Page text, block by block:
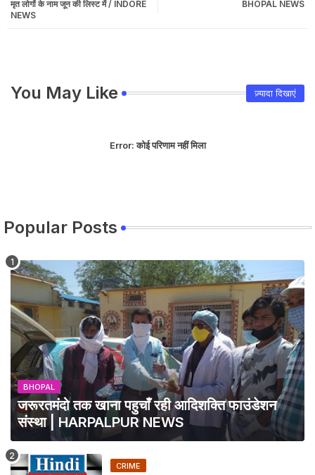
BHOPAL NEWS
मृत लोगों के नाम जून की लिस्ट में / INDORE
NEWS
You May Like ज़्यादा दिखाएं
Error:कोई परिणाम नहीं मिला
Popular Posts
BHOPAL
जरूरतमंदो तक खाना पहुचाँ रही आदिशक्ति फाउंडेशन
संस्था | HARPALPUR NEWS
CRIME